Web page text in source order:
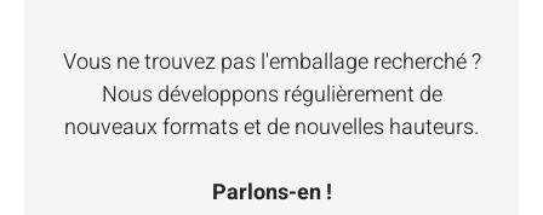
Vous ne trouvez pas l'emballage recherché ?
Nous développons régulièrement de
nouveaux formats et de nouvelles hauteurs.
Parlons-en !